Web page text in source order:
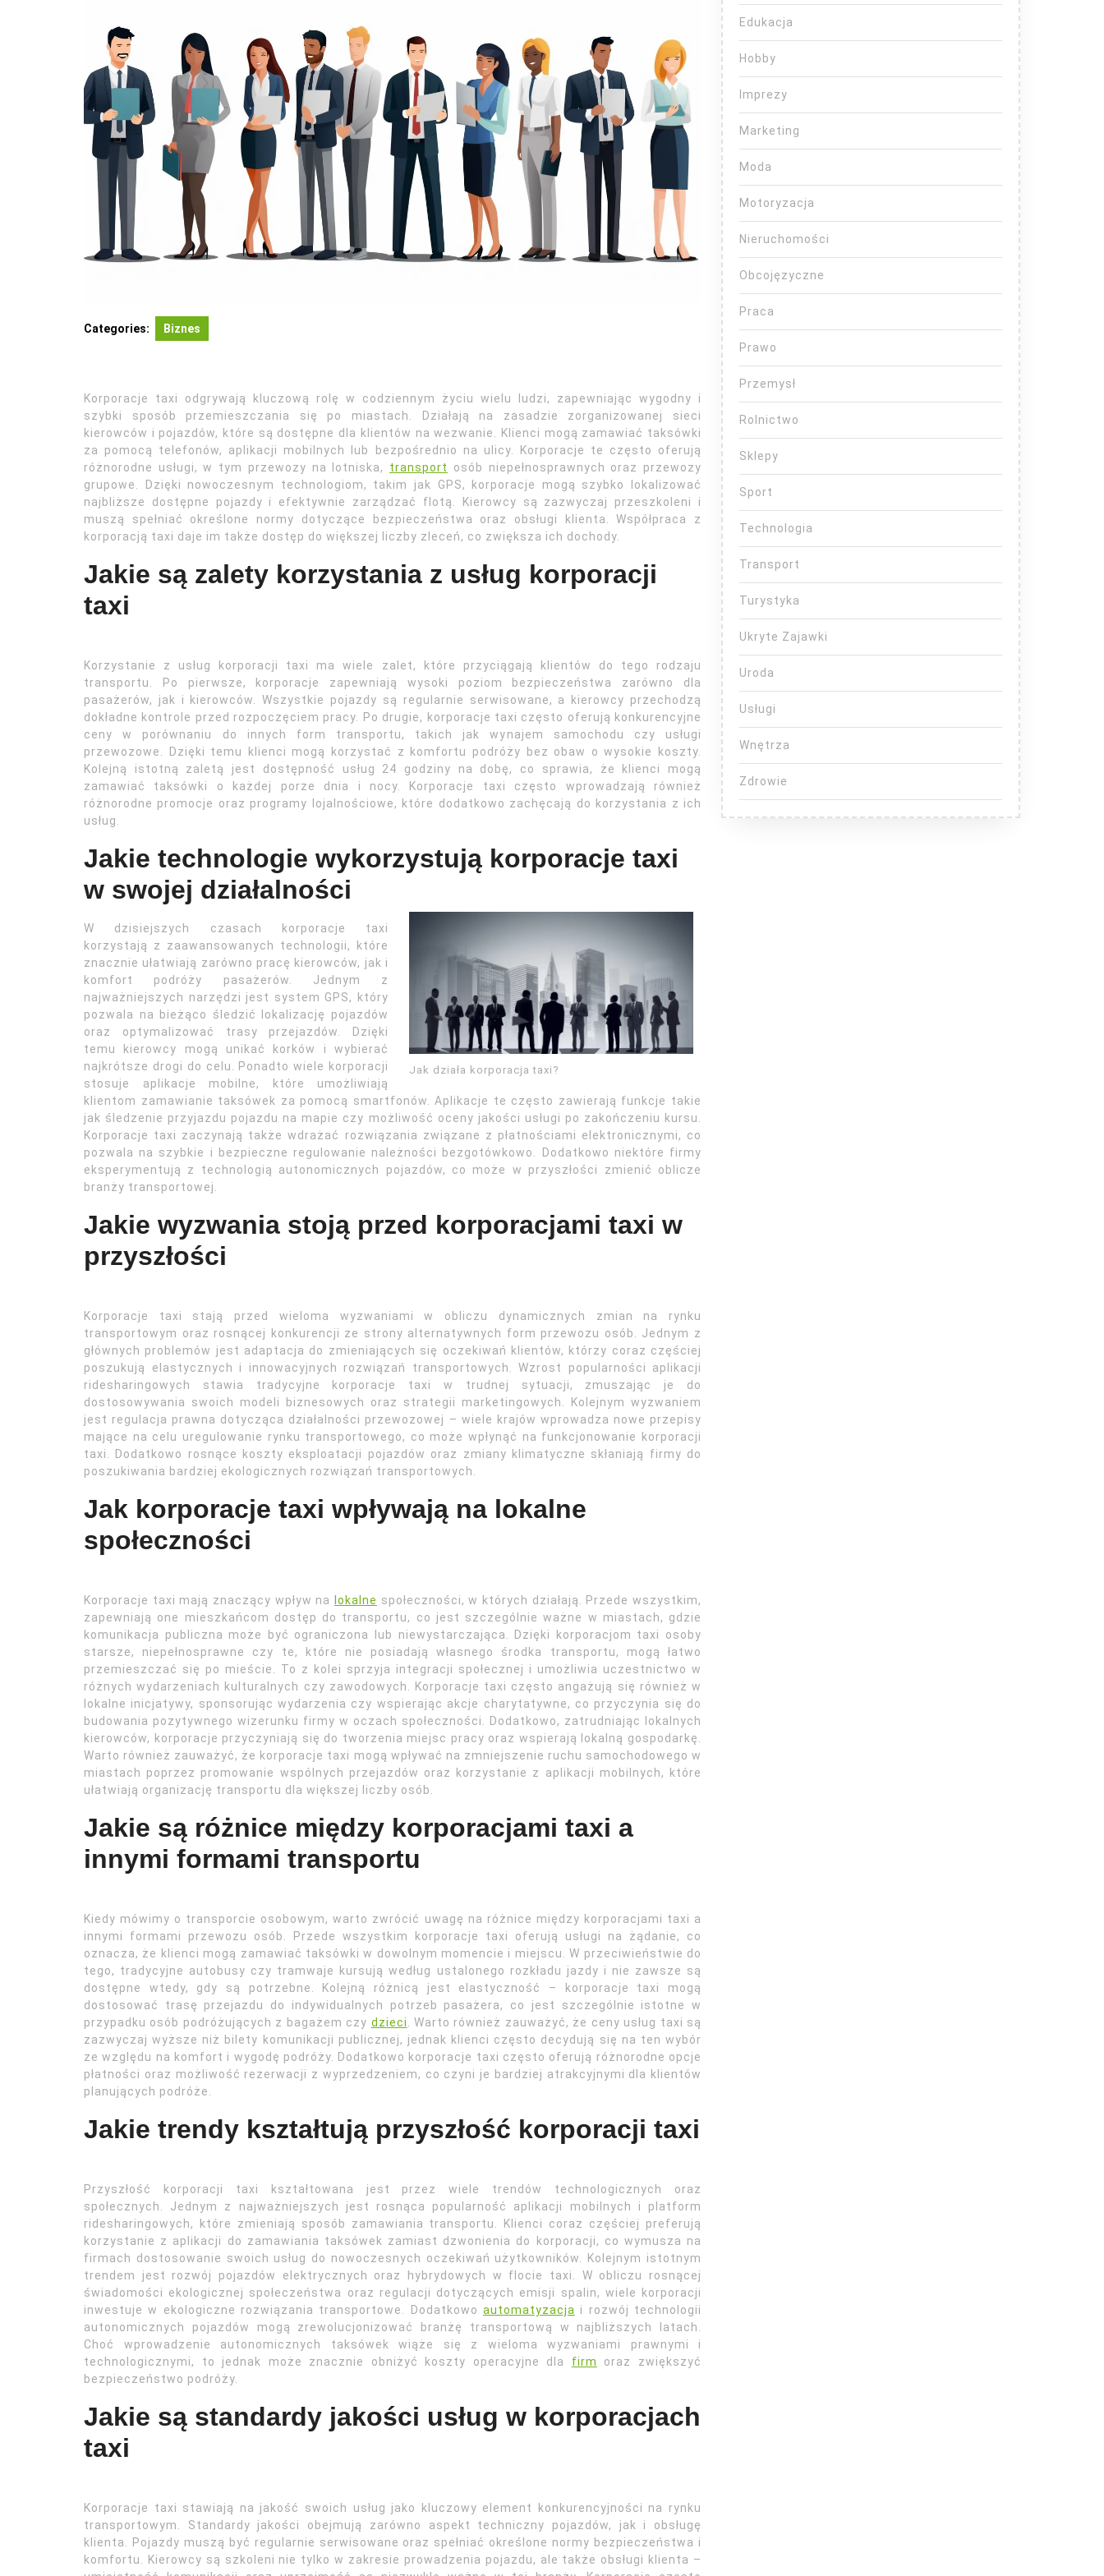
Categories: Biznes
Korporacje taxi odgrywają kluczową rolę w codziennym życiu wielu ludzi, zapewniając wygodny i
szybki sposób przemieszczania się po miastach. Działają na zasadzie zorganizowanej sieci
kierowców i pojazdów, które są dostępne dla klientów na wezwanie. Klienci mogą zamawiać taksówki
za pomocą telefonów, aplikacji mobilnych lub bezpośrednio na ulicy. Korporacje te często oferują
różnorodne usługi, w tym przewozy na lotniska, transport
osób niepełnosprawnych oraz przewozy
grupowe. Dzięki nowoczesnym technologiom, takim jak GPS, korporacje mogą szybko lokalizować
najbliższe dostępne pojazdy i efektywnie zarządzać flotą. Kierowcy są zazwyczaj przeszkoleni i
muszą spełniać określone normy dotyczące bezpieczeństwa oraz obsługi klienta. Współpraca z
korporacją taxi daje im także dostęp do większej liczby zleceń, co zwiększa ich dochody.
Jakie są zalety korzystania z usług korporacji
taxi
Korzystanie z usług korporacji taxi ma wiele zalet, które przyciągają klientów do tego rodzaju
transportu. Po pierwsze, korporacje zapewniają wysoki poziom bezpieczeństwa zarówno dla
pasażerów, jak i kierowców. Wszystkie pojazdy są regularnie serwisowane, a kierowcy przechodzą
dokładne kontrole przed rozpoczęciem pracy. Po drugie, korporacje taxi często oferują konkurencyjne
ceny w porównaniu do innych form transportu, takich jak wynajem samochodu czy usługi
przewozowe. Dzięki temu klienci mogą korzystać z komfortu podróży bez obaw o wysokie koszty.
Kolejną istotną zaletą jest dostępność usług 24 godziny na dobę, co sprawia, że klienci mogą
zamawiać taksówki o każdej porze dnia i nocy. Korporacje taxi często wprowadzają również
różnorodne promocje oraz programy lojalnościowe, które dodatkowo zachęcają do korzystania z ich
usług.
Jakie technologie wykorzystują korporacje taxi
w swojej działalności
Jak działa korporacja taxi?
W dzisiejszych czasach korporacje taxi
korzystają z zaawansowanych technologii, które
znacznie ułatwiają zarówno pracę kierowców, jak i
komfort podróży pasażerów. Jednym z
najważniejszych narzędzi jest system GPS, który
pozwala na bieżąco śledzić lokalizację pojazdów
oraz optymalizować trasy przejazdów. Dzięki
temu kierowcy mogą unikać korków i wybierać
najkrótsze drogi do celu. Ponadto wiele korporacji
stosuje aplikacje mobilne, które umożliwiają
klientom zamawianie taksówek za pomocą smartfonów. Aplikacje te często zawierają funkcje takie
jak śledzenie przyjazdu pojazdu na mapie czy możliwość oceny jakości usługi po zakończeniu kursu.
Korporacje taxi zaczynają także wdrażać rozwiązania związane z płatnościami elektronicznymi, co
pozwala na szybkie i bezpieczne regulowanie należności bezgotówkowo. Dodatkowo niektóre firmy
eksperymentują z technologią autonomicznych pojazdów, co może w przyszłości zmienić oblicze
branży transportowej.
Jakie wyzwania stoją przed korporacjami taxi w
przyszłości
Korporacje taxi stają przed wieloma wyzwaniami w obliczu dynamicznych zmian na rynku
transportowym oraz rosnącej konkurencji ze strony alternatywnych form przewozu osób. Jednym z
głównych problemów jest adaptacja do zmieniających się oczekiwań klientów, którzy coraz częściej
poszukują elastycznych i innowacyjnych rozwiązań transportowych. Wzrost popularności aplikacji
ridesharingowych stawia tradycyjne korporacje taxi w trudnej sytuacji, zmuszając je do
dostosowywania swoich modeli biznesowych oraz strategii marketingowych. Kolejnym wyzwaniem
jest regulacja prawna dotycząca działalności przewozowej – wiele krajów wprowadza nowe przepisy
mające na celu uregulowanie rynku transportowego, co może wpłynąć na funkcjonowanie korporacji
taxi. Dodatkowo rosnące koszty eksploatacji pojazdów oraz zmiany klimatyczne skłaniają firmy do
poszukiwania bardziej ekologicznych rozwiązań transportowych.
Jak korporacje taxi wpływają na lokalne
społeczności
Korporacje taxi mają znaczący wpływ na lokalne społeczności, w których działają. Przede wszystkim,
zapewniają one mieszkańcom dostęp do transportu, co jest szczególnie ważne w miastach, gdzie
komunikacja publiczna może być ograniczona lub niewystarczająca. Dzięki korporacjom taxi osoby
starsze, niepełnosprawne czy te, które nie posiadają własnego środka transportu, mogą łatwo
przemieszczać się po mieście. To z kolei sprzyja integracji społecznej i umożliwia uczestnictwo w
różnych wydarzeniach kulturalnych czy zawodowych. Korporacje taxi często angażują się również w
lokalne inicjatywy, sponsorując wydarzenia czy wspierając akcje charytatywne, co przyczynia się do
budowania pozytywnego wizerunku firmy w oczach społeczności. Dodatkowo, zatrudniając lokalnych
kierowców, korporacje przyczyniają się do tworzenia miejsc pracy oraz wspierają lokalną gospodarkę.
Warto również zauważyć, że korporacje taxi mogą wpływać na zmniejszenie ruchu samochodowego w
miastach poprzez promowanie wspólnych przejazdów oraz korzystanie z aplikacji mobilnych, które
ułatwiają organizację transportu dla większej liczby osób.
Jakie są różnice między korporacjami taxi a
innymi formami transportu
Kiedy mówimy o transporcie osobowym, warto zwrócić uwagę na różnice między korporacjami taxi a
innymi formami przewozu osób. Przede wszystkim korporacje taxi oferują usługi na żądanie, co
oznacza, że klienci mogą zamawiać taksówki w dowolnym momencie i miejscu. W przeciwieństwie do
tego, tradycyjne autobusy czy tramwaje kursują według ustalonego rozkładu jazdy i nie zawsze są
dostępne wtedy, gdy są potrzebne. Kolejną różnicą jest elastyczność – korporacje taxi mogą
dostosować trasę przejazdu do indywidualnych potrzeb pasażera, co jest szczególnie istotne w
przypadku osób podróżujących z bagażem czy dzieci . Warto również zauważyć, że ceny usług taxi są
zazwyczaj wyższe niż bilety komunikacji publicznej, jednak klienci często decydują się na ten wybór
ze względu na komfort i wygodę podróży. Dodatkowo korporacje taxi często oferują różnorodne opcje
płatności oraz możliwość rezerwacji z wyprzedzeniem, co czyni je bardziej atrakcyjnymi dla klientów
planujących podróże.
Jakie trendy kształtują przyszłość korporacji taxi
Przyszłość korporacji taxi kształtowana jest przez wiele trendów technologicznych oraz
społecznych. Jednym z najważniejszych jest rosnąca popularność aplikacji mobilnych i platform
ridesharingowych, które zmieniają sposób zamawiania transportu. Klienci coraz częściej preferują
korzystanie z aplikacji do zamawiania taksówek zamiast dzwonienia do korporacji, co wymusza na
firmach dostosowanie swoich usług do nowoczesnych oczekiwań użytkowników. Kolejnym istotnym
trendem jest rozwój pojazdów elektrycznych oraz hybrydowych w flocie taxi. W obliczu rosnącej
świadomości ekologicznej społeczeństwa oraz regulacji dotyczących emisji spalin, wiele korporacji
inwestuje w ekologiczne rozwiązania transportowe. Dodatkowo automatyzacja i rozwój technologii
autonomicznych pojazdów mogą zrewolucjonizować branżę transportową w najbliższych latach.
Choć wprowadzenie autonomicznych taksówek wiąże się z wieloma wyzwaniami prawnymi i
technologicznymi, to jednak może znacznie obniżyć koszty operacyjne dla firm
oraz zwiększyć
bezpieczeństwo podróży.
Jakie są standardy jakości usług w korporacjach
taxi
Korporacje taxi stawiają na jakość swoich usług jako kluczowy element konkurencyjności na rynku
transportowym. Standardy jakości obejmują zarówno aspekt techniczny pojazdów, jak i obsługę
klienta. Pojazdy muszą być regularnie serwisowane oraz spełniać określone normy bezpieczeństwa i
komfortu. Kierowcy są szkoleni nie tylko w zakresie prowadzenia pojazdu, ale także obsługi klienta –
Edukacja
Hobby
Imprezy
Marketing
Moda
Motoryzacja
Nieruchomości
Obcojęzyczne
Praca
Prawo
Przemysł
Rolnictwo
Sklepy
Sport
Technologia
Transport
Turystyka
Ukryte Zajawki
Uroda
Usługi
Wnętrza
Zdrowie